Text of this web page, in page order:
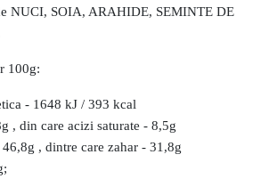
NUCI, SOIA, ARAHIDE, SEMINTE DE
100g:
- 1648 kJ / 393 kcal
, din care acizi saturate - 8,5g
, dintre care zahar - 31,8g